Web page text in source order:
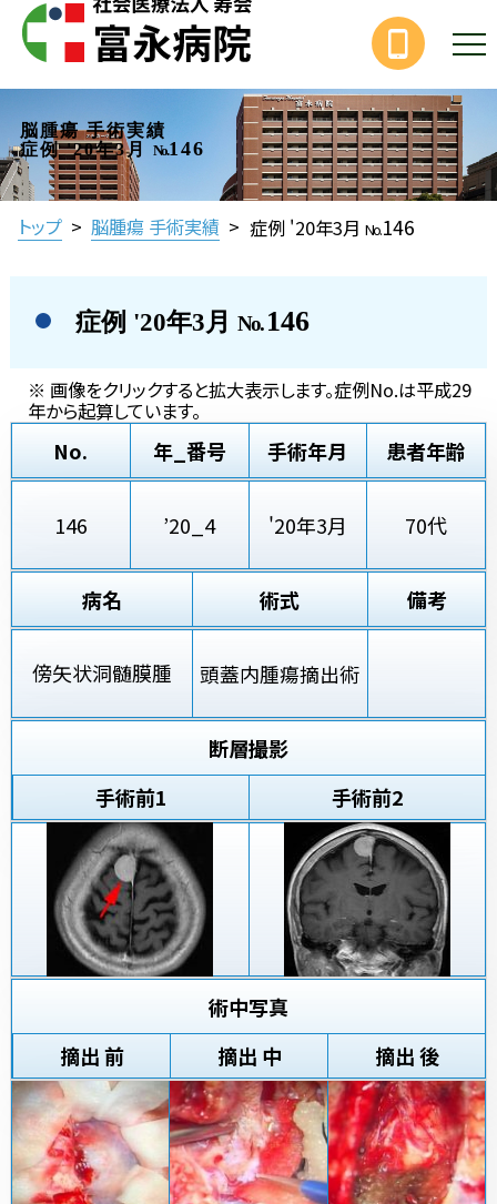
脳腫瘍 手術実績
症例 '20年3月
No.146
トップ > 脳腫瘍 手術実績 > 症例 '20年3月 No.146
症例 '20年3月 No.146
※ 画像をクリックすると拡大表示します。症例No.は平成29
年から起算しています。
No. 年_番号 手術年月 患者年齢
146 ’20_4 '20年3月 70代
病名 術式 備考
傍矢状洞髄膜腫 頭蓋内腫瘍摘出術
断層撮影
手術前1 手術前2
術中写真
摘出 前
摘出 中 摘出 後